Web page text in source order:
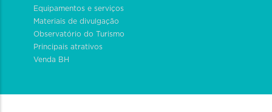
Equipamentos e serviços
Materiais de divulgação
Observatório do Turismo
Principais atrativos
Venda BH